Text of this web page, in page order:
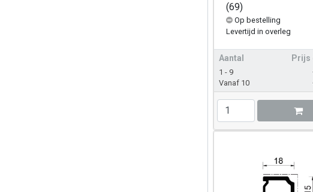
(69)
Op bestelling
Levertijd in overleg
Aantal Prijs
1 - 9
Vanaf 10